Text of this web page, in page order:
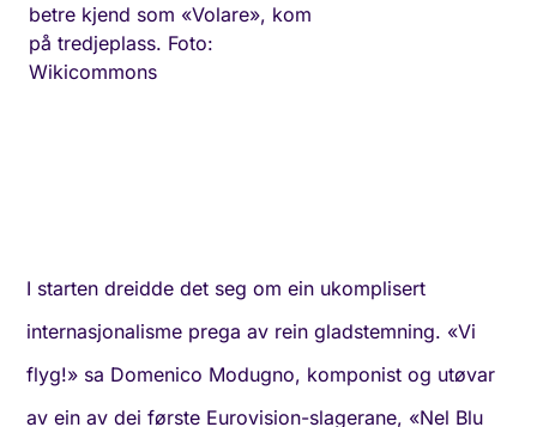
betre kjend som «Volare», kom
på tredjeplass. Foto:
Wikicommons
I starten dreidde det seg om ein ukomplisert
internasjonalisme prega av rein gladstemning. «Vi
flyg!» sa Domenico Modugno, komponist og utøvar
av ein av dei første Eurovision-slagerane, «Nel Blu